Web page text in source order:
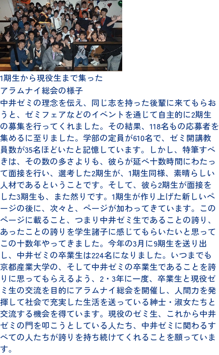
1期生から現役生まで集った
アラムナイ総会の様子
中井ゼミの理念を伝え、同じ志を持った後輩に来てもらお
うと、ゼミフェアなどのイベントを通じて自主的に2期生
の募集を行ってくれました。その結果、118名もの応募者を
集めるに至りました。学部の定員が610名で、ゼミ開講教
員数が35名ほどいたと記憶しています。しかし、特筆すべ
きは、その数の多さよりも、彼らが延べ十数時間にわたっ
て面接を行い、選考した2期生が、1期生同様、素晴らしい
人材であるということです。そして、彼ら2期生が面接を
した3期生も、また然りです。1期生が作り上げた新しいペ
ージの後に、次々と、ページが加わってきています。この
ページに載ること、つまり中井ゼミ生であることの誇り、
あったことの誇りを学生諸子に感じてもらいたいと思って
この十数年やってきました。今年の3月に9期生を送り出
し、中井ゼミの卒業生は224名になりました。いつまでも
京都産業大学の、そして中井ゼミの卒業生であることを誇
りに思ってもらえるよう、2・3年に一度、卒業生と現役ゼ
ミ生の交流を目的にアラムナイ総会を開催し、人間力を発
揮して社会で充実した生活を送っている紳士・淑女たちと
交流する機会を得ています。現役のゼミ生、これから中井
ゼミの門を叩こうとしている人たち、中井ゼミに関わるす
べての人たちが誇りを持ち続けてくれることを願っていま
す。